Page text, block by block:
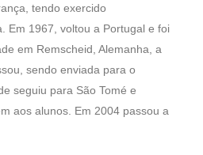
tendo exercido
Em 1967, voltou a Portugal e foi
em Remscheid, Alemanha, a
sendo enviada para o
seguiu para São Tomé e
aos alunos. Em 2004 passou a